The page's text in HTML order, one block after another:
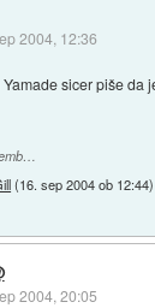
2004, 12:36
sicer piše da
(16. sep 2004 ob 12:44)
2004, 20:05